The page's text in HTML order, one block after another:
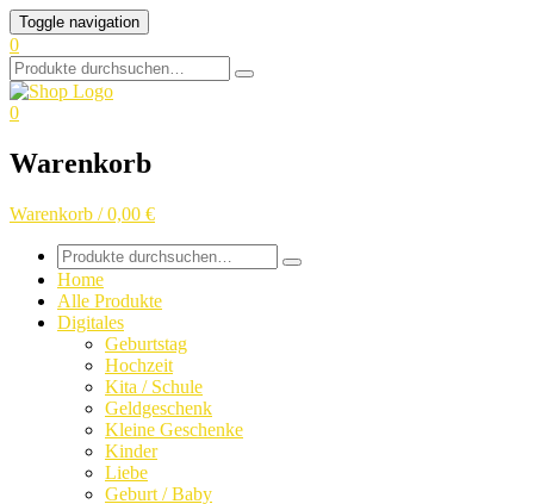
Skip
to
content
Toggle navigation
0
Search
for:
0
Warenkorb
Warenkorb / 0,00 €
Search
for:
Home
Alle Produkte
Digitales
Geburtstag
Hochzeit
Kita / Schule
Geldgeschenk
Kleine Geschenke
Kinder
Liebe
Geburt / Baby